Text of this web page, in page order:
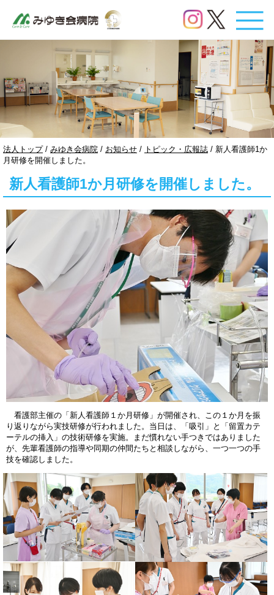
現
在
位
置：
法人トップ/ みゆき会病院 / お知らせ / トピック・広報誌 / 新人看護師1か
月研修を開催しました。
新人看護師1か月研修を開催しました。
看護部主催の「新人看護師１か月研修」が開催され、この１か月を振
り返りながら実技研修が行われました。当日は、「吸引」と「留置カテ
ーテルの挿入」の技術研修を実施。まだ慣れない手つきではありました
が、先輩看護師の指導や同期の仲間たちと相談しながら、一つ一つの手
技を確認しました。